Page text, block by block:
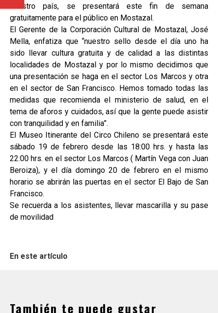
nuestro país, se presentará este fin de semana
gratuitamente para el público en Mostazal.
El Gerente de la Corporación Cultural de Mostazal, José
Mella, enfatiza que “nuestro sello desde el día uno ha
sido llevar cultura gratuita y de calidad a las distintas
localidades de Mostazal y por lo mismo decidimos que
una presentación se haga en el sector Los Marcos y otra
en el sector de San Francisco. Hemos tomado todas las
medidas que recomienda el ministerio de salud, en el
tema de aforos y cuidados, así que la gente puede asistir
con tranquilidad y en familia”.
El Museo Itinerante del Circo Chileno se presentará este
sábado 19 de febrero desde las 18:00 hrs. y hasta las
22:00 hrs. en el sector Los Marcos ( Martín Vega con Juan
Beroiza), y el día domingo 20 de febrero en el mismo
horario se abrirán las puertas en el sector El Bajo de San
Francisco.
Se recuerda a los asistentes, llevar mascarilla y su pase
de movilidad
En este artículo
También te puede gustar